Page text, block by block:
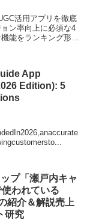
活用アプリを徹底
ン率向上に必須な4
能をランキング形式
App
Edition): 5
プ「瀬戸内キャ
われている
紹介＆解説売上
研究